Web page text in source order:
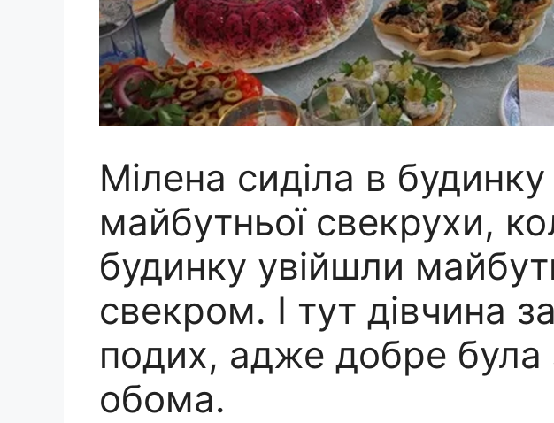
Мілена сиділа в будинку
майбутньої свекрухи,
будинку увійшли
свекром. І тут дівчина
подих, адже добре була
обома.